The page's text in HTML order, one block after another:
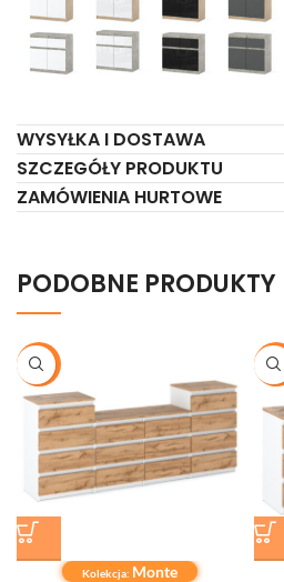
WYSYŁKA I DOSTAWA
SZCZEGÓŁY PRODUKTU
ZAMÓWIENIA HURTOWE
PODOBNE PRODUKTY
-20%
Kolekcja: Monte
-19%